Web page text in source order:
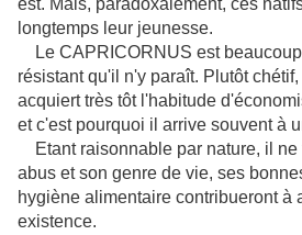
est. Mais, paradoxalement, ces
longtemps leur jeunesse.
Le CAPRICORNUS est
résistant qu'il n'y paraît. Plutôt chétif,
acquiert très tôt l'habitude
et c'est pourquoi il arrive souvent à
Etant raisonnable par nature, il ne
abus et son genre de vie, ses
hygiène alimentaire contribueront à
existence.